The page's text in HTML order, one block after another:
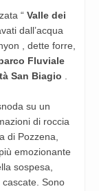
“ Valle dei
dall’acqua
, dette forre,
Fluviale
San Biagio .
su un
di roccia
di Pozzena,
emozionante
sospesa,
Sono